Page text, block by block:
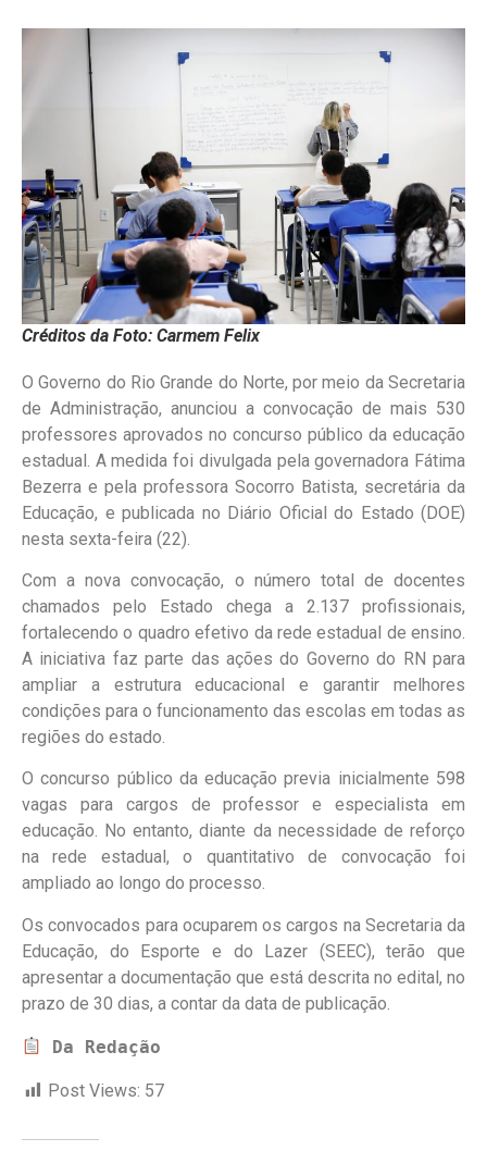
Créditos da Foto: Carmem Felix
O Governo do Rio Grande do Norte, por meio da Secretaria
de Administração, anunciou a convocação de mais 530
professores aprovados no concurso público da educação
estadual. A medida foi divulgada pela governadora Fátima
Bezerra e pela professora Socorro Batista, secretária da
Educação, e publicada no Diário Oficial do Estado (DOE)
nesta sexta-feira (22).
Com a nova convocação, o número total de docentes
chamados pelo Estado chega a 2.137 profissionais,
fortalecendo o quadro efetivo da rede estadual de ensino.
A iniciativa faz parte das ações do Governo do RN para
ampliar a estrutura educacional e garantir melhores
condições para o funcionamento das escolas em todas as
regiões do estado.
O concurso público da educação previa inicialmente 598
vagas para cargos de professor e especialista em
educação. No entanto, diante da necessidade de reforço
na rede estadual, o quantitativo de convocação foi
ampliado ao longo do processo.
Os convocados para ocuparem os cargos na Secretaria da
Educação, do Esporte e do Lazer (SEEC), terão que
apresentar a documentação que está descrita no edital, no
prazo de 30 dias, a contar da data de publicação.
Da Redação
Post Views: 57